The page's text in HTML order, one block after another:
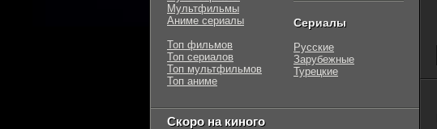
Мультфильмы
Аниме сериалы
Топ фильмов
Топ сериалов
Топ мультфильмов
Топ аниме
Сериалы
Русские
Зарубежные
Турецкие
Скоро на киного